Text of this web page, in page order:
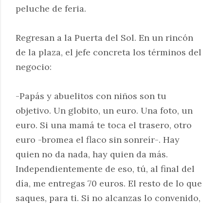
peluche de feria.
Regresan a la Puerta del Sol. En un rincón
de la plaza, el jefe concreta los términos del
negocio:
-Papás y abuelitos con niños son tu
objetivo. Un globito, un euro. Una foto, un
euro. Si una mamá te toca el trasero, otro
euro -bromea el flaco sin sonreír-. Hay
quien no da nada, hay quien da más.
Independientemente de eso, tú, al final del
día, me entregas 70 euros. El resto de lo que
saques, para ti. Si no alcanzas lo convenido,